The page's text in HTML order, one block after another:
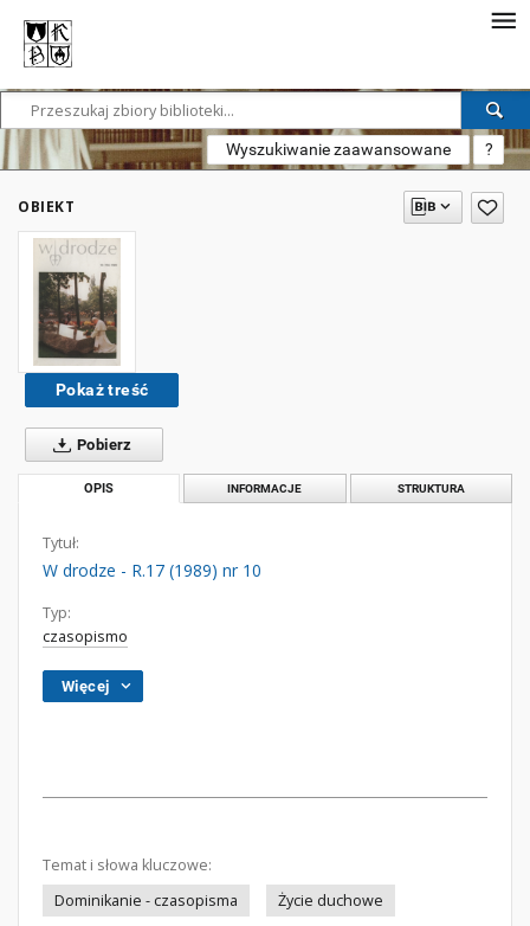
Wyszukiwanie zaawansowane ?
OBIEKT
Pokaż treść
Pobierz
OPIS INFORMACJE STRUKTURA
Tytuł:
W drodze - R.17 (1989) nr 10
Typ:
czasopismo
Więcej
Temat i słowa kluczowe:
Dominikanie - czasopisma
Życie duchowe